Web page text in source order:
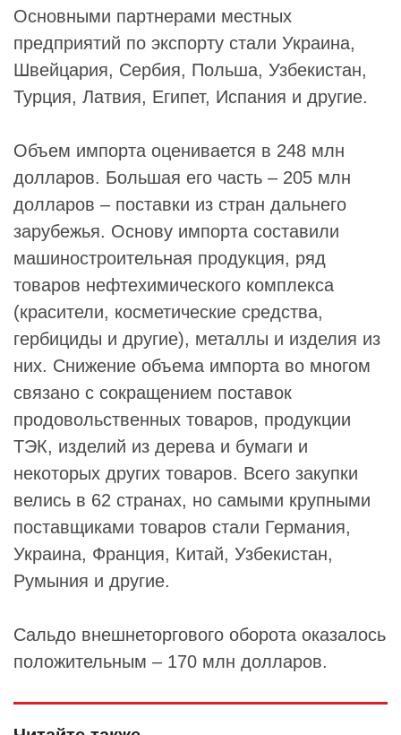
Основными партнерами местных
предприятий по экспорту стали Украина,
Швейцария, Сербия, Польша, Узбекистан,
Турция, Латвия, Египет, Испания и другие.
Объем импорта оценивается в 248 млн
долларов. Большая его часть – 205 млн
долларов – поставки из стран дальнего
зарубежья. Основу импорта составили
машиностроительная продукция, ряд
товаров нефтехимического комплекса
(красители, косметические средства,
гербициды и другие), металлы и изделия из
них. Снижение объема импорта во многом
связано с сокращением поставок
продовольственных товаров, продукции
ТЭК, изделий из дерева и бумаги и
некоторых других товаров. Всего закупки
велись в 62 странах, но самыми крупными
поставщиками товаров стали Германия,
Украина, Франция, Китай, Узбекистан,
Румыния и другие.
Сальдо внешнеторгового оборота оказалось
положительным – 170 млн долларов.